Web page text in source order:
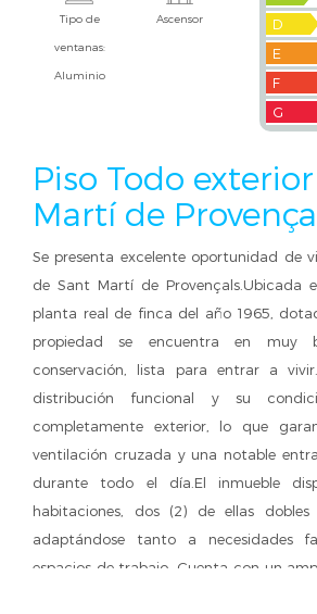
Tipo de
ventanas:
Aluminio
Ascensor
D
E
F
G
Piso Todo
Martí de
Se presenta excelente oportunidad de
de Sant Martí de Provençals.Ubicada
planta real de finca del año 1965,
propiedad se encuentra en muy
conservación, lista para entrar a
distribución funcional y su
completamente exterior, lo que
ventilación cruzada y una notable
durante todo el día.El inmueble
habitaciones, dos (2) de ellas dobles
adaptándose tanto a necesidades
espacios de trabajo. Cuenta con un